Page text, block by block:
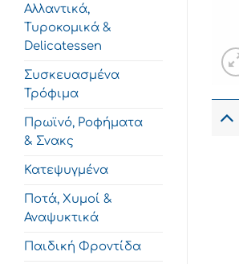
Αλλαντικά,
Τυροκομικά &
Delicatessen
Συσκευασμένα
Τρόφιμα
Πρωϊνό, Ροφήματα
& Σνακς
Κατεψυγμένα
Ποτά, Χυμοί &
Αναψυκτικά
Παιδική Φροντίδα